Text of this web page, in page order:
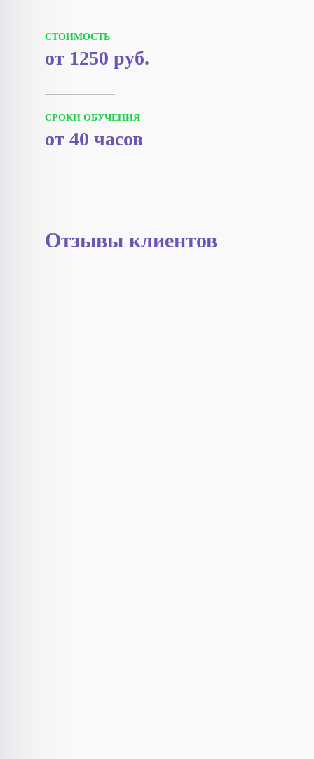
СРОКИ ОБУЧЕНИЯ
СТОИМОСТЬ
от 40 часов
от 1250 руб.
Отзывы клиентов